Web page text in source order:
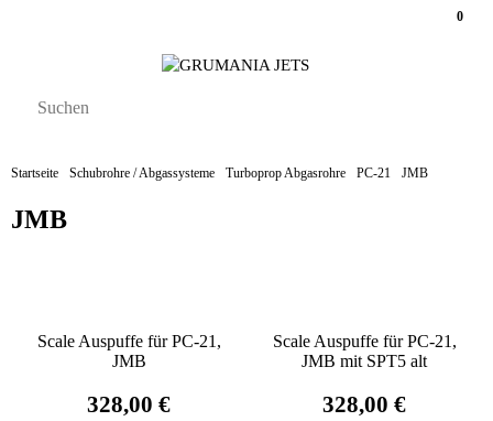
0
Startseite Schubrohre / Abgassysteme Turboprop Abgasrohre PC-21 JMB
JMB
Scale Auspuffe für PC-21,
JMB
328,00 €
Scale Auspuffe für PC-21,
JMB mit SPT5 alt
328,00 €